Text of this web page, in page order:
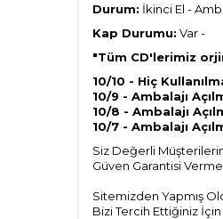
Durum: İkinci El -
Kap Durumu: Var -
"Tüm CD'lerimiz
10/10 - Hiç
10/9 - Ambalajı
10/8 - Ambalajı
10/7 - Ambalajı
Siz Değerli
Güven Garantisi
Sitemizden Yapmış
Bizi Tercih Ettiğiniz